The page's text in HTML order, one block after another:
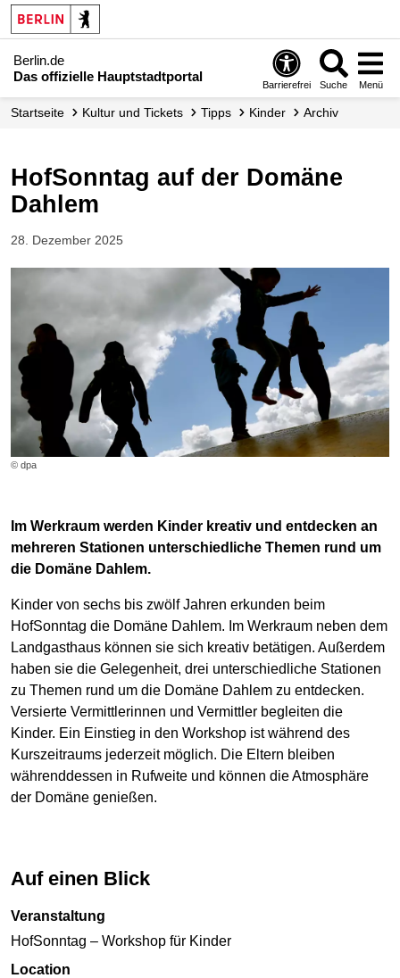
Berlin.de
Das offizielle Hauptstadtportal
Barrierefrei Suche Menü
Startseite Kultur und Tickets Tipps Kinder Archiv
HofSonntag auf der Domäne
Dahlem
28. Dezember 2025
© dpa
Im Werkraum werden Kinder kreativ und entdecken an
mehreren Stationen unterschiedliche Themen rund um
die Domäne Dahlem.
Kinder von sechs bis zwölf Jahren erkunden beim
HofSonntag die Domäne Dahlem. Im Werkraum neben dem
Landgasthaus können sie sich kreativ betätigen. Außerdem
haben sie die Gelegenheit, drei unterschiedliche Stationen
zu Themen rund um die Domäne Dahlem zu entdecken.
Versierte Vermittlerinnen und Vermittler begleiten die
Kinder. Ein Einstieg in den Workshop ist während des
Kurszeitraums jederzeit möglich. Die Eltern bleiben
währenddessen in Rufweite und können die Atmosphäre
der Domäne genießen.
Auf einen Blick
Veranstaltung
HofSonntag – Workshop für Kinder
Location